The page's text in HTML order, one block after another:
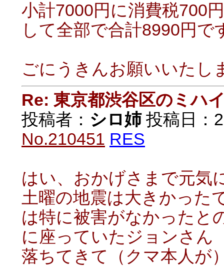
小計7000円に消費税700
して全部で合計8990円で
ごにうきんお願いいたし
Re: 東京都渋谷区のミハ
投稿者： シロ姉投稿日：
No.210451 RES
はい、おかげさまで元気
土曜の地震は大きかった
は特に被害がなかったと
に座っていたジョンさん
落ちてきて（クマ本人が